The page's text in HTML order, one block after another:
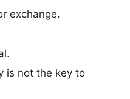
exchange.
is not the key to